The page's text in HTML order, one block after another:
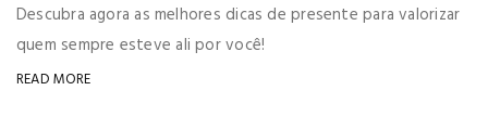
Descubra agora as melhores dicas de presente para valorizar
quem sempre esteve ali por você!
READ MORE